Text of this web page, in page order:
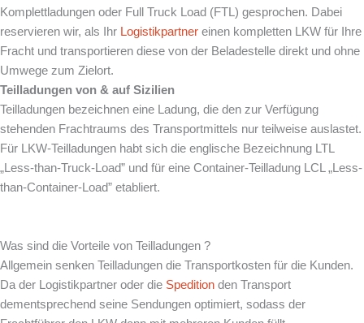
Komplettladungen oder Full Truck Load (FTL) gesprochen. Dabei
reservieren wir, als Ihr Logistikpartner einen kompletten LKW für Ihre
Fracht und transportieren diese von der Beladestelle direkt und ohne
Umwege zum Zielort.
Teilladungen von & auf Sizilien
Teilladungen bezeichnen eine Ladung, die den zur Verfügung
stehenden Frachtraums des Transportmittels nur teilweise auslastet.
Für LKW-Teilladungen habt sich die englische Bezeichnung LTL
„Less-than-Truck-Load” und für eine Container-Teilladung LCL „Less-
than-Container-Load” etabliert.
Was sind die Vorteile von Teilladungen ?
Allgemein senken Teilladungen die Transportkosten für die Kunden.
Da der Logistikpartner oder die Spedition den Transport
dementsprechend seine Sendungen optimiert, sodass der